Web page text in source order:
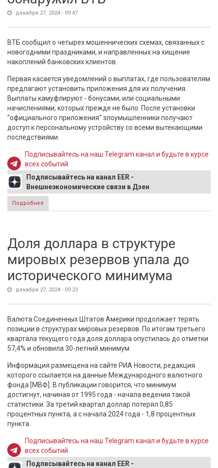
декабря 27, 2024 - 09:47
ВТБ сообщил о четырех мошеннических схемах, связанных с
новогодними праздниками, и направленных на хищение
накоплений банковских клиентов.
Первая касается уведомлений о выплатах, где пользователям
предлагают установить приложения для их получения.
Выплаты камуфлируют - бонусами, или социальными
начислениями, которых прежде не было. После установки
"официального приложения" злоумышленники получают
доступ к персональному устройству со всеми вытекающими
последствиями.
Подписывайтесь на наш Telegram канал и будьте в курсе
всех событий
Подписывайтесь на канал EER -
Внешнеэкономические связи в Дзен
Подробнее
новогодними праздниками, обнаружил ВТБ
Доля доллара в структуре
мировых резервов упала до
исторического минимума
декабря 27, 2024 - 09:23
Валюта Соединенных Штатов Америки продолжает терять
позиции в структурах мировых резервов. По итогам третьего
квартала текущего года доля доллара опустилась до отметки
57,4% и обновила 30-летний минимум.
Информация размещена на сайте РИА Новости, редакция
которого ссылается на данные Международного валютного
фонда [МВФ]. В публикации говорится, что минимум
достигнут, начиная от 1995 года - начала ведения такой
статистики. За третий квартал доллар потерял 0,85
процентных пункта, а с начала 2024 года - 1,8 процентных
пункта.
Подписывайтесь на наш Telegram канал и будьте в курсе
всех событий
Подписывайтесь на канал EER -